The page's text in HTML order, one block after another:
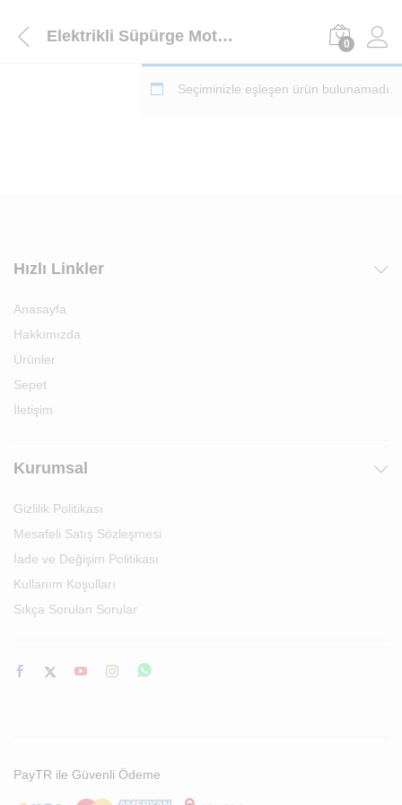
Elektrikli Süpürge Motoru 0
Seçiminizle eşleşen ürün bulunamadı.
Hızlı Linkler
Anasayfa
Hakkımızda
Ürünler
Sepet
İletişim
Kurumsal
Gizlilik Politikası
Mesafeli Satış Sözleşmesi
İade ve Değişim Politikası
Kullanım Koşulları
Sıkça Sorulan Sorular
PayTR ile Güvenli Ödeme